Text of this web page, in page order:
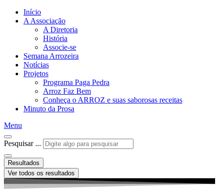
Início
A Associação
A Diretoria
História
Associe-se
Semana Arrozeira
Notícias
Projetos
Programa Paga Pedra
Arroz Faz Bem
Conheça o ARROZ e suas saborosas receitas
Minuto da Prosa
Menu
Pesquisar ...
Resultados
Ver todos os resultados